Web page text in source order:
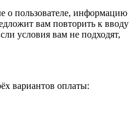
о пользователе, информацию
вам повторить к вводу
условия вам не подходят,
вариантов оплаты: